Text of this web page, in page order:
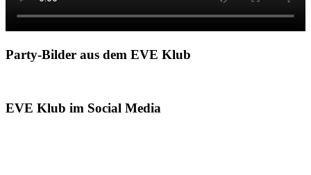
Party-Bilder aus dem EVE Klub
EVE Klub im Social Media